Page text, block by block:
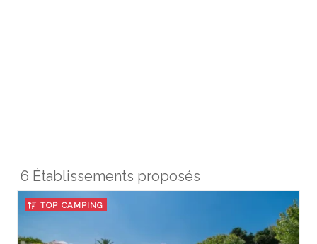
6 Établissements proposés
TOP CAMPING